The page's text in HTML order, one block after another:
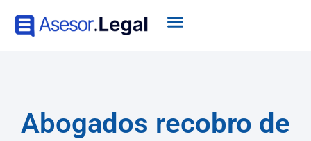
Abogados recobro de